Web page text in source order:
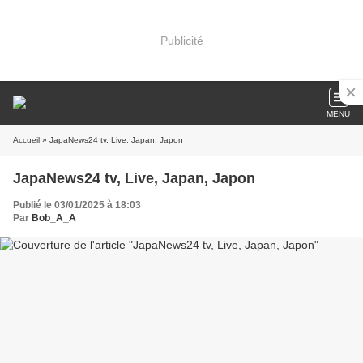
Publicité
MENU
Accueil » JapaNews24 tv, Live, Japan, Japon
JapaNews24 tv, Live, Japan, Japon
Publié le 03/01/2025 à 18:03
Par Bob_A_A